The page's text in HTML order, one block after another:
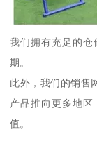
我们拥有充足的仓
期。
此外，我们的销售
产品推向更多地
值。